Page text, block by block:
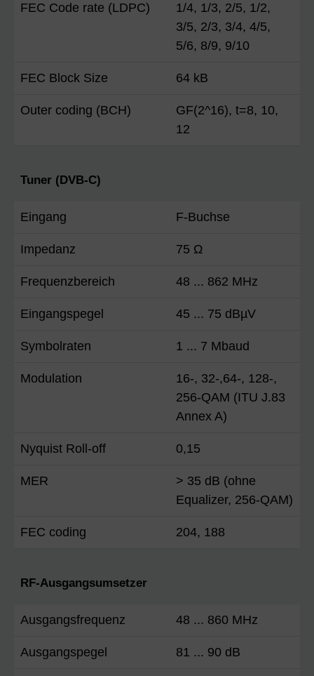
FEC Code rate (LDPC)
1/4, 1/3, 2/5, 1/2,
3/5, 2/3, 3/4, 4/5,
5/6, 8/9, 9/10
FEC Block Size 64 kB
Outer coding (BCH)
GF(2^16), t=8, 10,
12
Tuner (DVB-C)
Eingang F-Buchse
Impedanz 75 Ω
Frequenzbereich 48 ... 862 MHz
Eingangspegel 45 ... 75 dBµV
Symbolraten 1 ... 7 Mbaud
Modulation
16-, 32-,64-, 128-,
256-QAM (ITU J.83
Annex A)
Nyquist Roll-off 0,15
MER
> 35 dB (ohne
Equalizer, 256-QAM)
FEC coding 204, 188
RF-Ausgangsumsetzer
Ausgangsfrequenz 48 ... 860 MHz
Ausgangspegel 81 ... 90 dB